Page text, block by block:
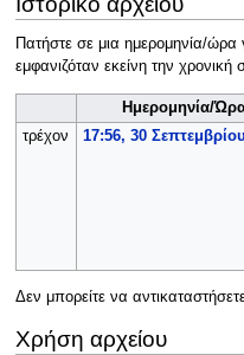
Πατήστε σε μια ημερομηνία/ώρα
εμφανιζόταν εκείνη την χρονική
Ημερομηνία/
τρέχον
17:56, 30
Δεν μπορείτε να
Χρήση αρχείου